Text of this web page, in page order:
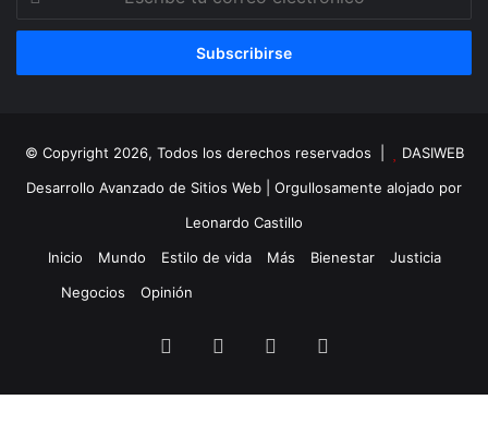
correo
© Copyright 2026, Todos los derechos reservados |
DASIWEB
Desarrollo Avanzado de Sitios Web | Orgullosamente alojado por
Leonardo Castillo
Inicio
Mundo Estilo de vida Más Bienestar
Justicia
Negocios
Opinión
Facebook YouTube